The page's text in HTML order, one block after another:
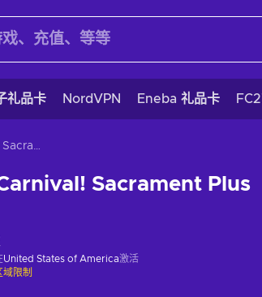
礼品卡 NordVPN Eneba 礼品卡
Alia's Carnival! Sacrament Plus
Sacrament Plus
United States of America激活
域限制